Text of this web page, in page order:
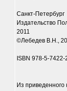
Санкт-Петербург
Издательство
2011
©Лебедев В.Н.,
ISBN 978-5-
Из